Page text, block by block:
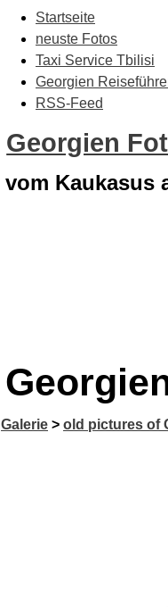
Startseite
neuste Fotos
Taxi Service Tbilisi
Georgien
RSS-Feed
Georgien
vom Kaukasus
Galerie > old pictures of